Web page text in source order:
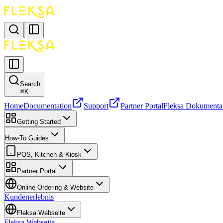
Search
⌘K
HomeDocumentation Support Partner PortalFleksa
Getting Started
How-To Guides
POS, Kitchen & Kiosk
Partner Portal
Online Ordering & Website
Kundenerlebnis
Fleksa Webseite